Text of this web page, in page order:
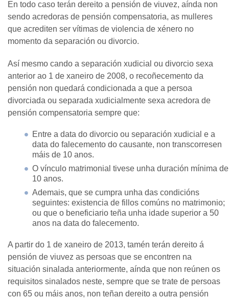
En todo caso terán dereito a pensión de viuvez, aínda non
sendo acredoras de pensión compensatoria, as mulleres
que acrediten ser vítimas de violencia de xénero no
momento da separación ou divorcio.
Así mesmo cando a separación xudicial ou divorcio sexa
anterior ao 1 de xaneiro de 2008, o recoñecemento da
pensión non quedará condicionada a que a persoa
divorciada ou separada xudicialmente sexa acredora de
pensión compensatoria sempre que:
Entre a data do divorcio ou separación xudicial e a
data do falecemento do causante, non transcorresen
máis de 10 anos.
O vínculo matrimonial tivese unha duración mínima de
10 anos.
Ademais, que se cumpra unha das condicións
seguintes: existencia de fillos comúns no matrimonio;
ou que o beneficiario teña unha idade superior a 50
anos na data do falecemento.
A partir do 1 de xaneiro de 2013, tamén terán dereito á
pensión de viuvez as persoas que se encontren na
situación sinalada anteriormente, aínda que non reúnen os
requisitos sinalados neste, sempre que se trate de persoas
con 65 ou máis anos, non teñan dereito a outra pensión